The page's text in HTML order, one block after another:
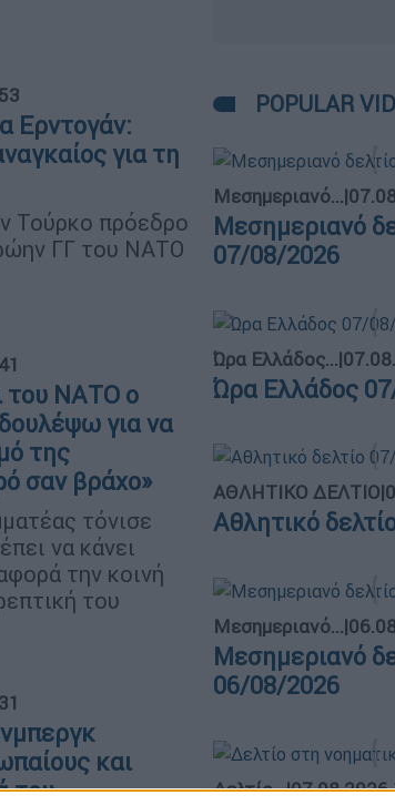
Ερντογάν:
για τη
Τούρκο πρόεδρο
ΓΓ του ΝΑΤΟ
του ΝΑΤΟ ο
για να
της
σαν βράχο»
τόνισε
να κάνει
την κοινή
του
και
του
POPULAR
Μεσημεριανό...|
Μεσημεριανό
07/08/2026
Ώρα Ελλάδος...|
Ώρα Ελλάδος
ΑΘΛΗΤΙΚΟ ΔΕΛΤΙΟ|
Αθλητικό
Μεσημεριανό...|
Μεσημεριανό
06/08/2026
Δελτίο...|07.08.2026